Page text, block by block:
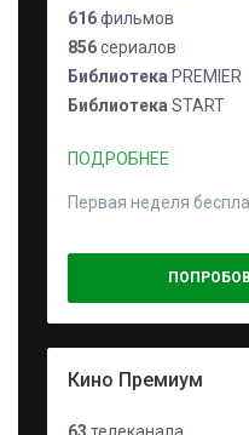
616фильмов
856сериалов
Библиотека PREMIER
Библиотека START
ПОДРОБНЕЕ
Первая неделя
Кино Премиум